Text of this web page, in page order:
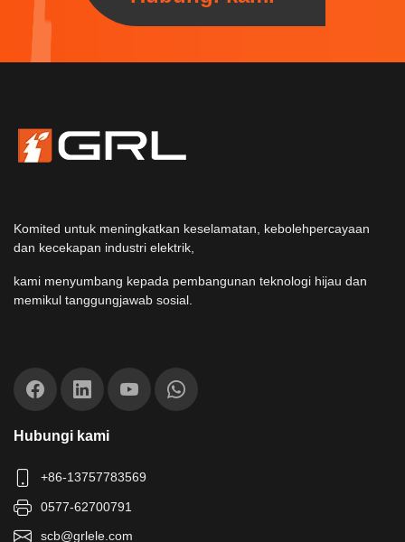
Komited untuk meningkatkan keselamatan, kebolehpercayaan
dan kecekapan industri elektrik,
kami menyumbang kepada pembangunan teknologi hijau dan
memikul tanggungjawab sosial.
Hubungi kami
+86-13757783569
0577-62700791
scb@grlele.com